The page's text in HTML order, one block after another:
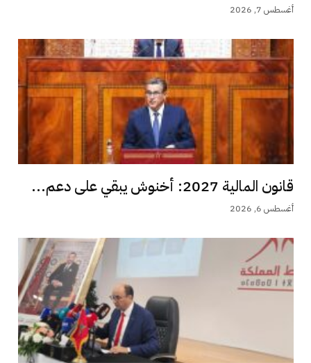
أغسطس 7, 2026
قانون المالية 2027: أخنوش يبقي على دعم...
أغسطس 6, 2026